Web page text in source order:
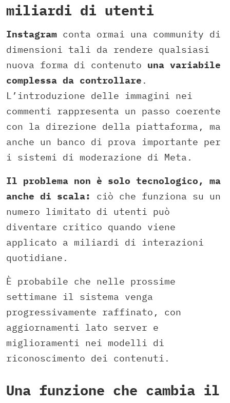
miliardi di utenti
Instagram conta ormai una community di
dimensioni tali da rendere qualsiasi
nuova forma di contenuto una variabile
complessa da controllare .
L’introduzione delle immagini nei
commenti rappresenta un passo coerente
con la direzione della piattaforma, ma
anche un banco di prova importante per
i sistemi di moderazione di Meta.
Il problema non è solo tecnologico, ma
anche di scala:
ciò che funziona su un
numero limitato di utenti può
diventare critico quando viene
applicato a miliardi di interazioni
quotidiane.
È probabile che nelle prossime
settimane il sistema venga
progressivamente raffinato, con
aggiornamenti lato server e
miglioramenti nei modelli di
riconoscimento dei contenuti.
Una funzione che cambia il